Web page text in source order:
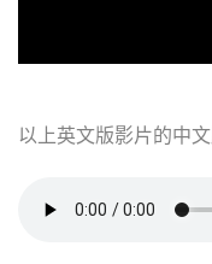
以上英文版影片的中